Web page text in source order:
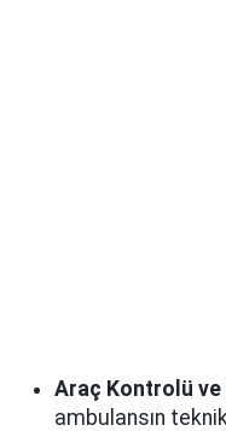
Araç Kontrolü ve
ambulansın